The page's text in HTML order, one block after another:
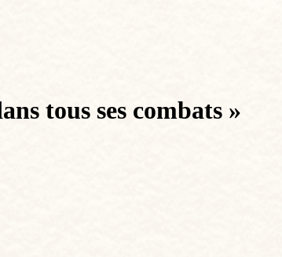
tous ses combats »